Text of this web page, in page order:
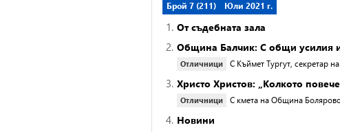
Брой 7 (211) Юли 2021 г.
1. От съдебната зала
2. Община Балчик: С общи усилия
Отличници С Къймет Тургут, секретар
3. Христо Христов: „Колкото
Отличници С кмета на Община
4. Новини